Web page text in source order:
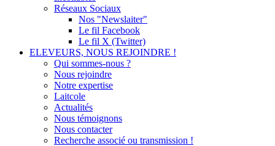
Réseaux Sociaux
Nos "Newslaiter"
Le fil Facebook
Le fil X (Twitter)
ELEVEURS, NOUS REJOINDRE !
Qui sommes-nous ?
Nous rejoindre
Notre expertise
Laitcole
Actualités
Nous témoignons
Nous contacter
Recherche associé ou transmission !